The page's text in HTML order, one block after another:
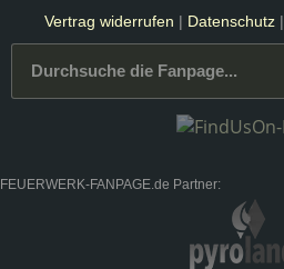
Vertrag widerrufen | Datenschutz|
FEUERWERK-FANPAGE.de Partner: